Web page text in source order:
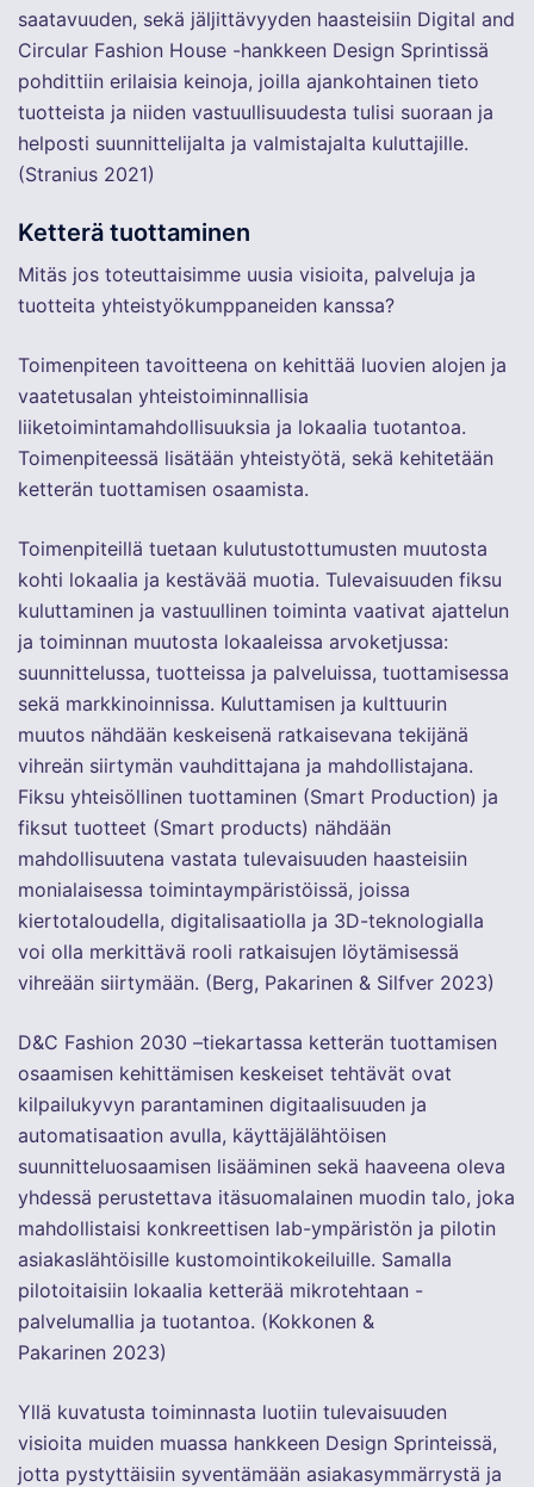
saatavuuden, sekä jäljittävyyden haasteisiin Digital and
Circular Fashion House -hankkeen Design Sprintissä
pohdittiin erilaisia keinoja, joilla ajankohtainen tieto
tuotteista ja niiden vastuullisuudesta tulisi suoraan ja
helposti suunnittelijalta ja valmistajalta kuluttajille.
(Stranius 2021)
Ketterä tuottaminen
Mitäs jos toteuttaisimme uusia visioita, palveluja ja
tuotteita yhteistyökumppaneiden kanssa?
Toimenpiteen tavoitteena on kehittää luovien alojen ja
vaatetusalan yhteistoiminnallisia
liiketoimintamahdollisuuksia ja lokaalia tuotantoa.
Toimenpiteessä lisätään yhteistyötä, sekä kehitetään
ketterän tuottamisen osaamista.
Toimenpiteillä tuetaan kulutustottumusten muutosta
kohti lokaalia ja kestävää muotia. Tulevaisuuden fiksu
kuluttaminen ja vastuullinen toiminta vaativat ajattelun
ja toiminnan muutosta lokaaleissa arvoketjussa:
suunnittelussa, tuotteissa ja palveluissa, tuottamisessa
sekä markkinoinnissa. Kuluttamisen ja kulttuurin
muutos nähdään keskeisenä ratkaisevana tekijänä
vihreän siirtymän vauhdittajana ja mahdollistajana.
Fiksu yhteisöllinen tuottaminen (Smart Production) ja
fiksut tuotteet (Smart products) nähdään
mahdollisuutena vastata tulevaisuuden haasteisiin
monialaisessa toimintaympäristöissä, joissa
kiertotaloudella, digitalisaatiolla ja 3D-teknologialla
voi olla merkittävä rooli ratkaisujen löytämisessä
vihreään siirtymään. (Berg, Pakarinen & Silfver 2023)
D&C Fashion 2030 –tiekartassa ketterän tuottamisen
osaamisen kehittämisen keskeiset tehtävät ovat
kilpailukyvyn parantaminen digitaalisuuden ja
automatisaation avulla, käyttäjälähtöisen
suunnitteluosaamisen lisääminen sekä haaveena oleva
yhdessä perustettava itäsuomalainen muodin talo, joka
mahdollistaisi konkreettisen lab-ympäristön ja pilotin
asiakaslähtöisille kustomointikokeiluille. Samalla
pilotoitaisiin lokaalia ketterää mikrotehtaan -
palvelumallia ja tuotantoa. (Kokkonen &
Pakarinen 2023)
Yllä kuvatusta toiminnasta luotiin tulevaisuuden
visioita muiden muassa hankkeen Design Sprinteissä,
jotta pystyttäisiin syventämään asiakasymmärrystä ja